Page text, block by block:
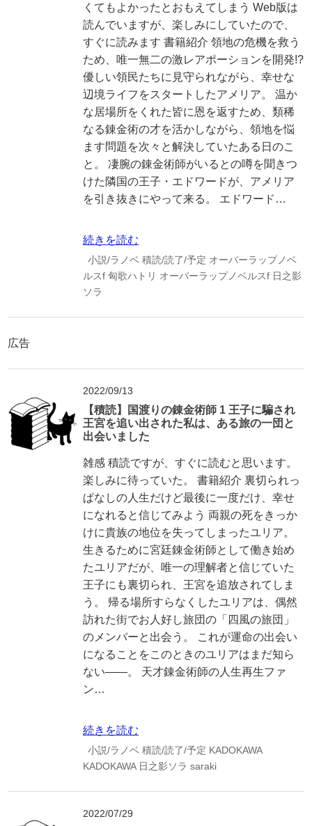
くてもよかったとおもえてしまう Web版は
読んでいますが、楽しみにしていたので、
すぐに読みます 書籍紹介 領地の危機を救う
ため、唯一無二の激レアポーションを開発!?
優しい領民たちに見守られながら、幸せな
辺境ライフをスタートしたアメリア。 温か
な居場所をくれた皆に恩を返すため、類稀
なる錬金術の才を活かしながら、領地を悩
ます問題を次々と解決していたある日のこ
と。 凄腕の錬金術師がいるとの噂を聞きつ
けた隣国の王子・エドワードが、アメリア
を引き抜きにやって来る。 エドワード…
続きを読む
小説/ラノベ 積読/読了/予定 オーバーラップノベ
ルスf 匈歌ハトリ オーバーラップノベルスf 日之影
ソラ
広告
2022/09/13
【積読】国渡りの錬金術師 1 王子に騙され
王宮を追い出された私は、ある旅の一団と
出会いました
雑感 積読ですが、すぐに読むと思います。
楽しみに待っていた。 書籍紹介 裏切られっ
ぱなしの人生だけど最後に一度だけ、幸せ
になれると信じてみよう 両親の死をきっか
けに貴族の地位を失ってしまったユリア。
生きるために宮廷錬金術師として働き始め
たユリアだが、唯一の理解者と信じていた
王子にも裏切られ、王宮を追放されてしま
う。 帰る場所すらなくしたユリアは、偶然
訪れた街でお人好し旅団の「四風の旅団」
のメンバーと出会う。 これが運命の出会い
になることをこのときのユリアはまだ知ら
ない――。 天才錬金術師の人生再生ファ
ン…
続きを読む
小説/ラノベ 積読/読了/予定 KADOKAWA
KADOKAWA 日之影ソラ saraki
2022/07/29